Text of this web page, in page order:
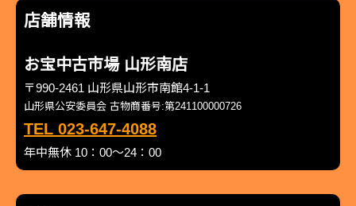
店舗情報
お宝中古市場 山形南店
〒990-2461 山形県山形市南館4-1-1
山形県公安委員会 古物商番号:第241100000726
TEL 023-647-4088
年中無休 10：00～24：00